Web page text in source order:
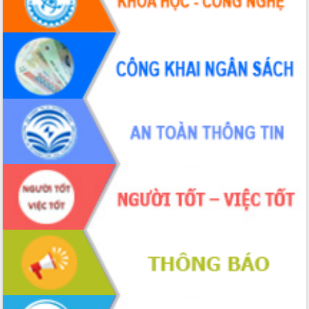
Đắk Lắk: Tôn vinh 46 giải pháp tại Hội
thi Sáng tạo Kỹ thuật 2024 - 2025
Đắk Lắk rà soát, điều chỉnh Đề án 190
về phát triển nuôi trồng thủy sản
Phó Chủ tịch UBND tỉnh Đắk Lắk
Trương Công Thái kiểm tra thực địa
Dự án cao tốc Khánh Hòa - Buôn Ma
Thuột
Định vị cà phê Việt Nam như một “di
sản sống” trong dòng chảy toàn cầu
Xây dựng nông thôn mới: Nâng cao đời
sống người dân từ những mô hình thiết
thực
Quyết liệt tháo gỡ vướng mắc, đẩy
nhanh tiến độ các dự án trọng điểm
trong Khu kinh tế Nam Phú Yên
Hòn Yến phát triển du lịch gắn với bảo
tồn biển
Lấy ý kiến điều chỉnh Quy hoạch tỉnh
Đắk Lắk thời kỳ 2021-2030, tầm nhìn